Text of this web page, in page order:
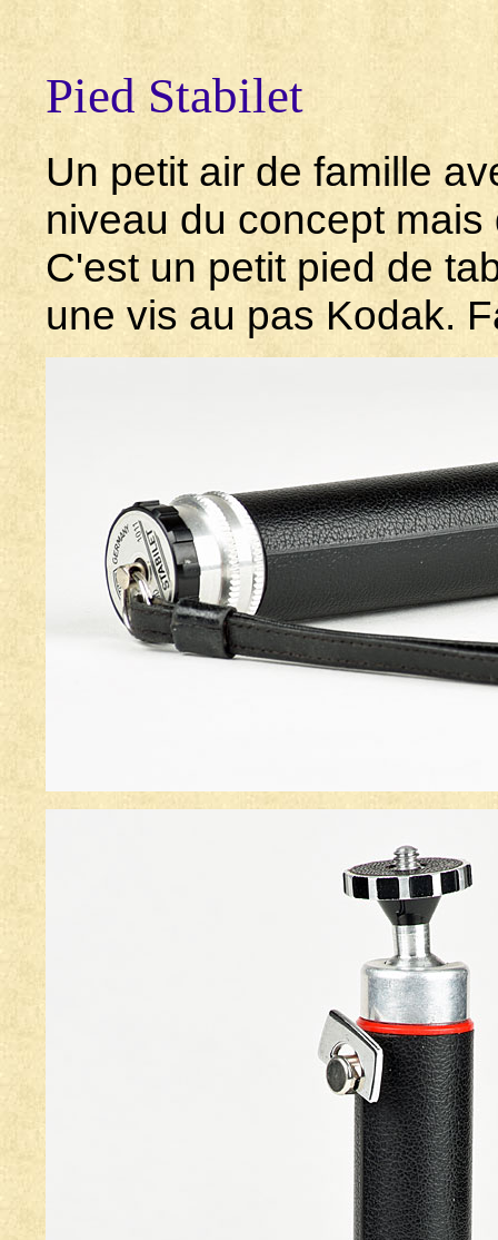
Pied Stabilet
Un petit air de famille
niveau du concept
C'est un petit pied de
une vis au pas Kodak.